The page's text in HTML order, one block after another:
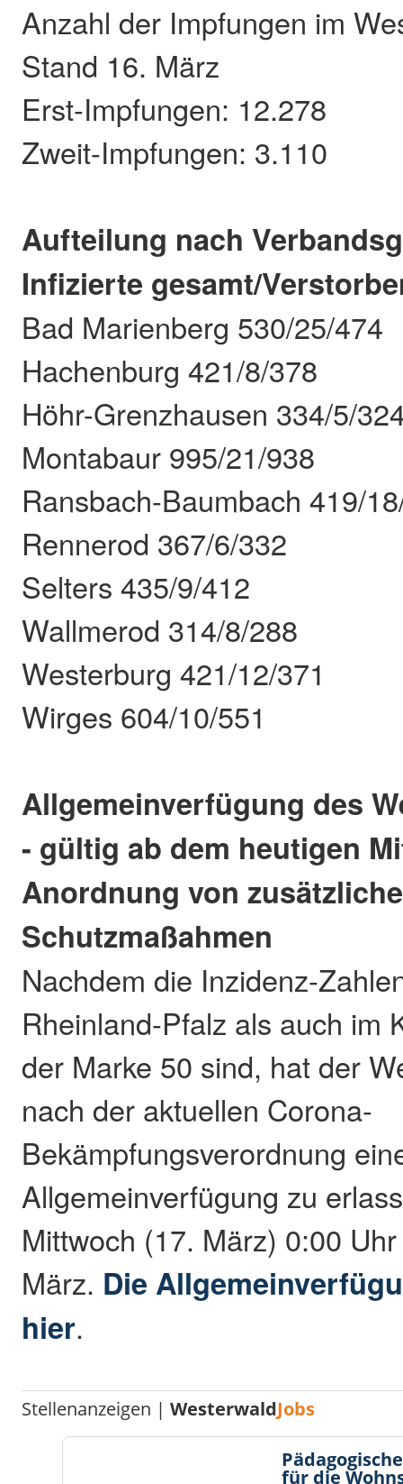
Anzahl der Impfungen im
Stand 16. März
Erst-Impfungen: 12.278
Zweit-Impfungen: 3.110
Aufteilung nach
Infizierte gesamt/
Bad Marienberg 530/25/474
Hachenburg 421/8/378
Höhr-Grenzhausen 334/5/
Montabaur 995/21/938
Ransbach-Baumbach 419/
Rennerod 367/6/332
Selters 435/9/412
Wallmerod 314/8/288
Westerburg 421/12/371
Wirges 604/10/551
Allgemeinverfügung des
- gültig ab dem heutigen
Anordnung von
Schutzmaßahmen
Nachdem die Inzidenz-
Rheinland-Pfalz als auch im
der Marke 50 sind, hat der
nach der aktuellen Corona-
Bekämpfungsverordnung
Allgemeinverfügung zu
Mittwoch (17. März) 0:00
März. Die
hier.
Stellenanzeigen |WesterwaldJobs
für die